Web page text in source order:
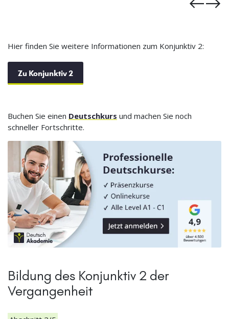
Hier finden Sie weitere Informationen zum Konjunktiv 2:
Zu Konjunktiv 2
Buchen Sie einen Deutschkurs und machen Sie noch
schneller Fortschritte.
Bildung des Konjunktiv 2 der
Vergangenheit